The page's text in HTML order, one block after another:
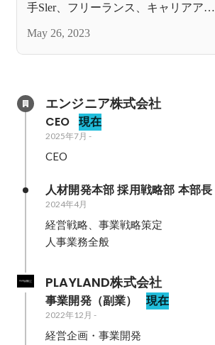
手Sler、フリーランス、キャリアアド
決めました。
May 26, 2023
エンジニア株式会社
CEO 現在
2025年7月 -
CEO
人材開発本部 採用戦略部 本部長
2024年4月
経営戦略、事業戦略策定
人事業務全般
PLAYLAND株式会社
事業開発（副業） 現在
2022年12月 -
経営企画・事業開発